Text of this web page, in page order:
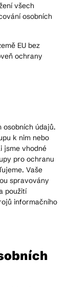
všech
osobních
EU bez
ochrany
osobních údajů.
k nim nebo
jsme vhodné
pro ochranu
Vaše
spravovány
použití
informačního